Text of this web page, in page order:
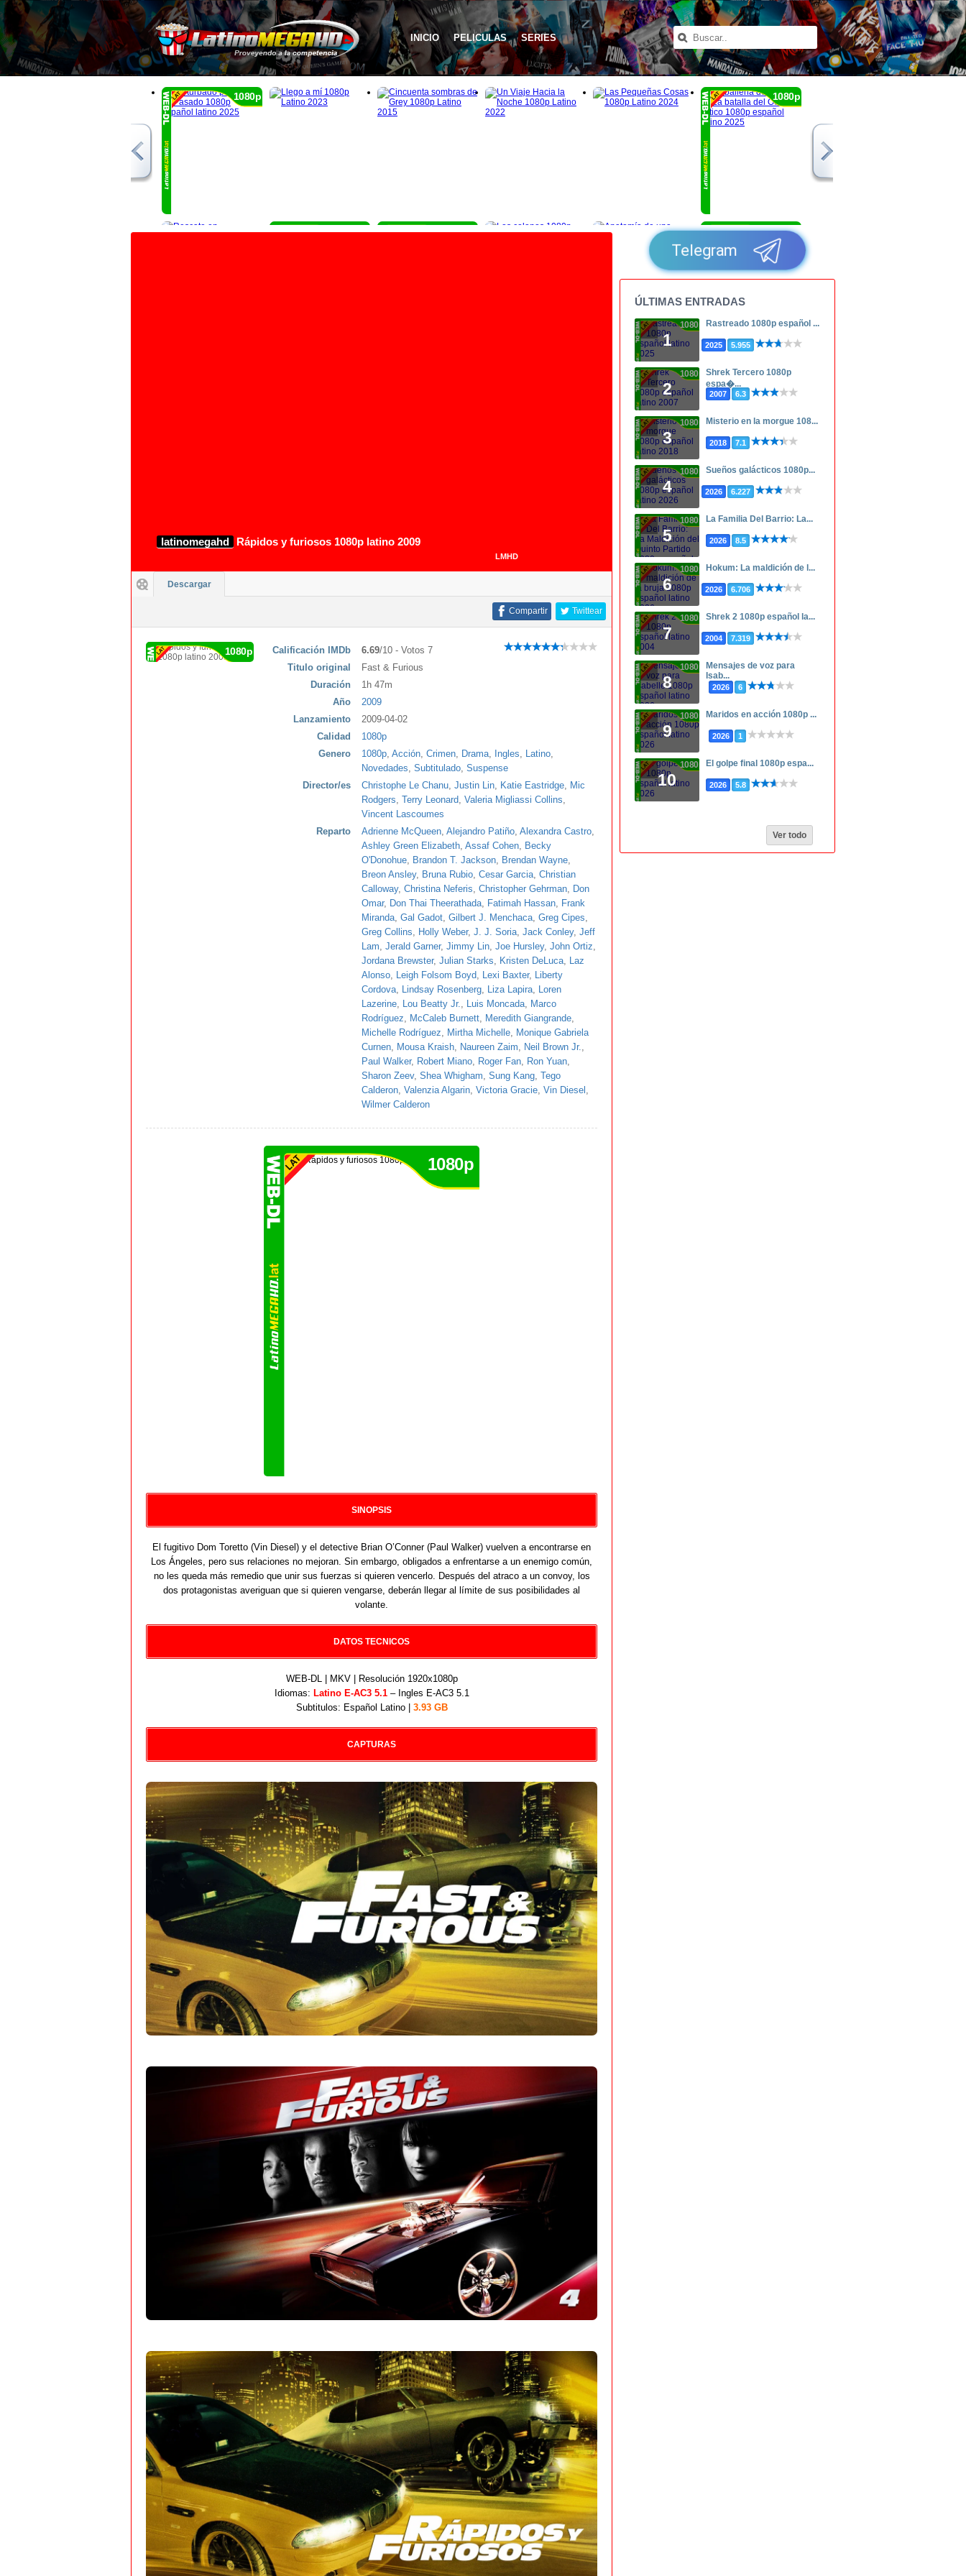
INICIO PELICULAS SERIES
1080p 1080p
1080p 1080p 1080p
latinomegahd Rápidos y furiosos 1080p latino 2009
LMHD
Descargar
Twittear
Compartir
1080p Calificación IMDb 6.69/10 - Votos 7
Titulo original
Fast & Furious
Duración
1h 47m
Año
2009
Lanzamiento
2009-04-02
Calidad
1080p
Genero
1080p, Acción, Crimen, Drama, Ingles, Latino,
Novedades, Subtitulado, Suspense
Director/es
Christophe Le Chanu, Justin Lin, Katie Eastridge, Mic
Rodgers, Terry Leonard, Valeria Migliassi Collins,
Vincent Lascoumes
Reparto
Adrienne McQueen, Alejandro Patiño, Alexandra Castro,
Ashley Green Elizabeth, Assaf Cohen, Becky
O'Donohue, Brandon T. Jackson, Brendan Wayne,
Breon Ansley, Bruna Rubio, Cesar Garcia, Christian
Calloway, Christina Neferis, Christopher Gehrman, Don
Omar, Don Thai Theerathada, Fatimah Hassan, Frank
Miranda, Gal Gadot, Gilbert J. Menchaca, Greg Cipes,
Greg Collins, Holly Weber, J. J. Soria, Jack Conley, Jeff
Lam, Jerald Garner, Jimmy Lin, Joe Hursley, John Ortiz,
Jordana Brewster, Julian Starks, Kristen DeLuca, Laz
Alonso, Leigh Folsom Boyd, Lexi Baxter, Liberty
Cordova, Lindsay Rosenberg, Liza Lapira, Loren
Lazerine, Lou Beatty Jr., Luis Moncada, Marco
Rodríguez, McCaleb Burnett, Meredith Giangrande,
Michelle Rodríguez, Mirtha Michelle, Monique Gabriela
Curnen, Mousa Kraish, Naureen Zaim, Neil Brown Jr.,
Paul Walker, Robert Miano, Roger Fan, Ron Yuan,
Sharon Zeev, Shea Whigham, Sung Kang, Tego
Calderon, Valenzia Algarin, Victoria Gracie, Vin Diesel ,
Wilmer Calderon
1080p
SINOPSIS
El fugitivo Dom Toretto (Vin Diesel) y el detective Brian O’Conner (Paul Walker) vuelven a encontrarse en
Los Ángeles, pero sus relaciones no mejoran. Sin embargo, obligados a enfrentarse a un enemigo común,
no les queda más remedio que unir sus fuerzas si quieren vencerlo. Después del atraco a un convoy, los
dos protagonistas averiguan que si quieren vengarse, deberán llegar al límite de sus posibilidades al
volante.
DATOS TECNICOS
WEB-DL | MKV | Resolución 1920x1080p
Idiomas: Latino E-AC3 5.1– Ingles E-AC3 5.1
Subtitulos: Español Latino | 3.93GB
CAPTURAS
Telegram
ÚLTIMAS ENTRADAS
1
1080p Rastreado 1080p español ...
2025 5.955
2
1080p
Shrek Tercero 1080p
espa�...
2007 6.3
3
1080p Misterio en la morgue 108...
2018 7.1
4
1080p Sueños galácticos 1080p...
2026 6.227
5
1080p La Familia Del Barrio: La...
2026 8.5
6
1080p Hokum: La maldición de l...
2026 6.706
7
1080p Shrek 2 1080p español la...
2004 7.319
8
1080p
Mensajes de voz para
Isab...
2026 6
9
1080p Maridos en acción 1080p ...
2026 1
10
1080p El golpe final 1080p espa...
2026 5.8
Ver todo